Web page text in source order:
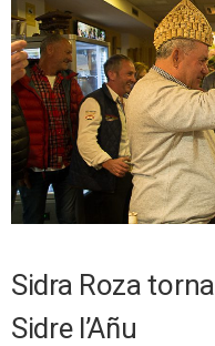
Sidra Roza
Sidre l’Añu